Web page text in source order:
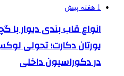
1 هفته پیش
انواع قاب بندی دیوار
یورتان دکارت؛ تحولی
در دکوراسیون داخلی